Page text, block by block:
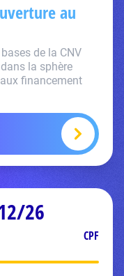
au
de la CNV
la sphère
financement
26
CPF